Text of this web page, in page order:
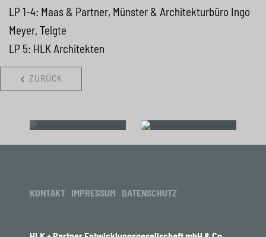
LP 1-4: Maas & Partner, Münster & Architekturbüro Ingo
Meyer, Telgte
LP 5: HLK Architekten
ZURÜCK
KONTAKT IMPRESSUM DATENSCHUTZ